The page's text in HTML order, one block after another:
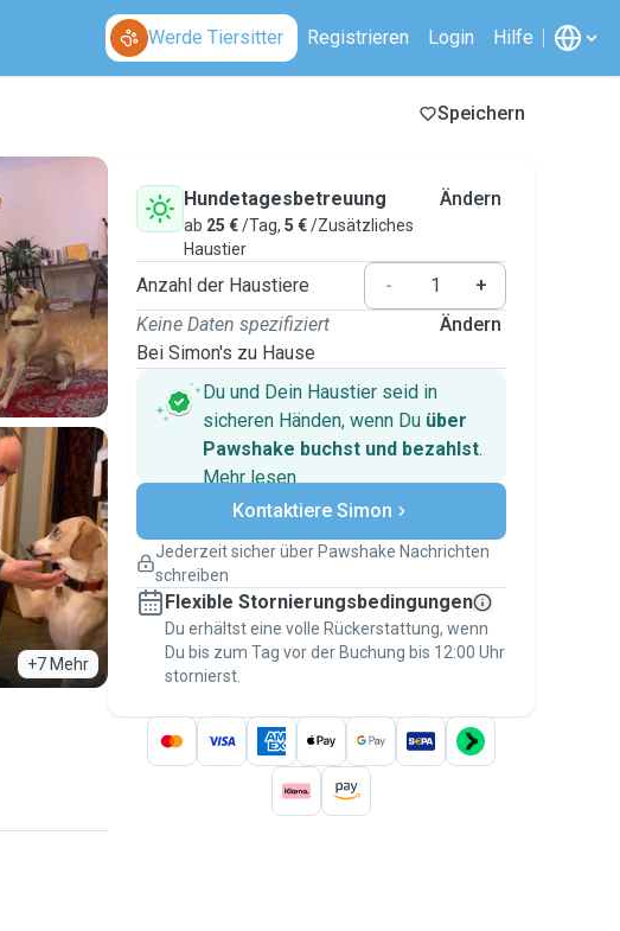
Werde Tiersitter Registrieren Login Hilfe
Speichern
+7 Mehr
Hundetagesbetreuung
ab 25 €/Tag, 5 €/Zusätzliches
Haustier
Ändern
Anzahl der Haustiere -
+
Keine Daten spezifiziert
Bei Simon's zu Hause
Ändern
Du und Dein Haustier seid in
sicheren Händen, wenn Du über
Pawshake buchst und bezahlst.
Mehr lesenSichere Zahlungen
Unterstützung, falls sich Deine
Versicherte Buchungen
Erledige alles über Pawshake – von der
ersten Nachricht bis zur Bezahlung –, um
über die Pawshake-Garantieabgesichert zu
sein
Kontaktiere Simon
Jederzeit sicher über Pawshake Nachrichten
schreiben
Flexible Stornierungsbedingungen
Du erhältst eine volle Rückerstattung, wenn
Du bis zum Tag vor der Buchung bis 12:00 Uhr
stornierst.